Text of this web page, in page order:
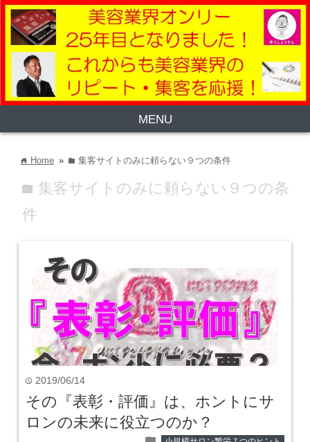
MENU
home Home » folder 集客サイトのみに頼らない９つの条件
folder 集客サイトのみに頼らない９つの条
件
time 2019/06/14
その『表彰・評価』は、ホントにサ
ロンの未来に役立つのか？